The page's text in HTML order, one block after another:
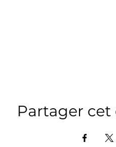
Partager